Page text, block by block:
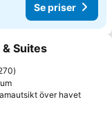
Se priser
Favoriter
Suites
över havet